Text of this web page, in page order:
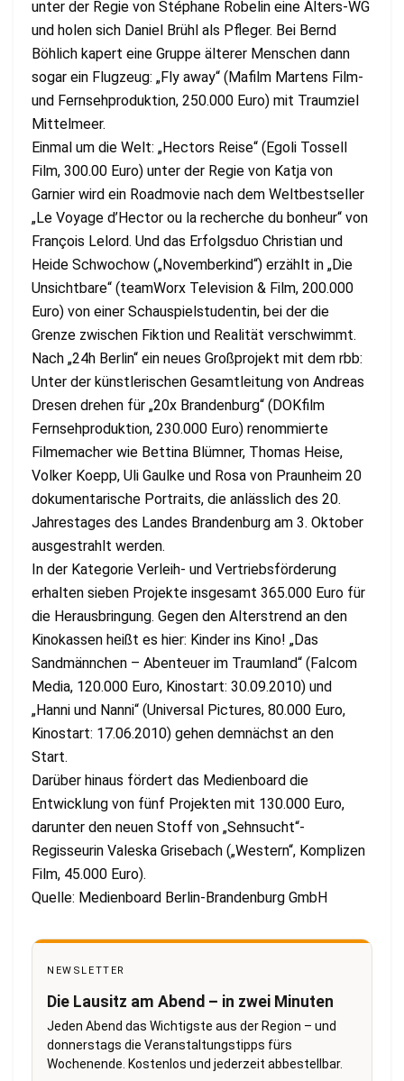
unter der Regie von Stéphane Robelin eine Alters-WG
und holen sich Daniel Brühl als Pfleger. Bei Bernd
Böhlich kapert eine Gruppe älterer Menschen dann
sogar ein Flugzeug: „Fly away“ (Mafilm Martens Film-
und Fernsehproduktion, 250.000 Euro) mit Traumziel
Mittelmeer.
Einmal um die Welt: „Hectors Reise“ (Egoli Tossell
Film, 300.00 Euro) unter der Regie von Katja von
Garnier wird ein Roadmovie nach dem Weltbestseller
„Le Voyage d’Hector ou la recherche du bonheur“ von
François Lelord. Und das Erfolgsduo Christian und
Heide Schwochow („Novemberkind“) erzählt in „Die
Unsichtbare“ (teamWorx Television & Film, 200.000
Euro) von einer Schauspielstudentin, bei der die
Grenze zwischen Fiktion und Realität verschwimmt.
Nach „24h Berlin“ ein neues Großprojekt mit dem rbb:
Unter der künstlerischen Gesamtleitung von Andreas
Dresen drehen für „20x Brandenburg“ (DOKfilm
Fernsehproduktion, 230.000 Euro) renommierte
Filmemacher wie Bettina Blümner, Thomas Heise,
Volker Koepp, Uli Gaulke und Rosa von Praunheim 20
dokumentarische Portraits, die anlässlich des 20.
Jahrestages des Landes Brandenburg am 3. Oktober
ausgestrahlt werden.
In der Kategorie Verleih- und Vertriebsförderung
erhalten sieben Projekte insgesamt 365.000 Euro für
die Herausbringung. Gegen den Alterstrend an den
Kinokassen heißt es hier: Kinder ins Kino! „Das
Sandmännchen – Abenteuer im Traumland“ (Falcom
Media, 120.000 Euro, Kinostart: 30.09.2010) und
„Hanni und Nanni“ (Universal Pictures, 80.000 Euro,
Kinostart: 17.06.2010) gehen demnächst an den
Start.
Darüber hinaus fördert das Medienboard die
Entwicklung von fünf Projekten mit 130.000 Euro,
darunter den neuen Stoff von „Sehnsucht“-
Regisseurin Valeska Grisebach („Western“, Komplizen
Film, 45.000 Euro).
Quelle: Medienboard Berlin-Brandenburg GmbH
NEWSLETTER
Die Lausitz am Abend – in zwei Minuten
Jeden Abend das Wichtigste aus der Region – und
donnerstags die Veranstaltungstipps fürs
Wochenende. Kostenlos und jederzeit abbestellbar.